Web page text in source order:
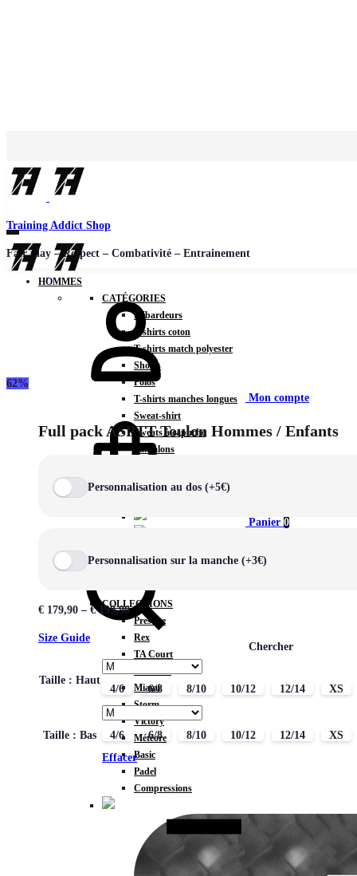
Training Addict Shop
Fair play – Respect – Combativité – Entrainement
HOMMES
CATÉGORIES
Débardeurs
T-shirts coton
T-shirts match polyester
Shorts
Polos
T-shirts manches longues
Sweat-shirt
Sweats à capuche
Pantalons
Vestes
COLLECTIONS
Prestige
Rex
TA Court
Premium
Miami
Storm
Victory
Météore
Basic
Padel
Compressions
Mon compte
Panier 0
Chercher
62%
Full pack ASPTT Toulon Hommes / Enfants
Personnalisation au dos (+5€)
Personnalisation sur la manche (+3€)
€ 179,90 – €199,90
Size Guide
Taille : Haut
4/6 6/8 8/10 10/12 12/14 XS
Taille : Bas 4/6 6/8 8/10 10/12 12/14 XS
Effacer